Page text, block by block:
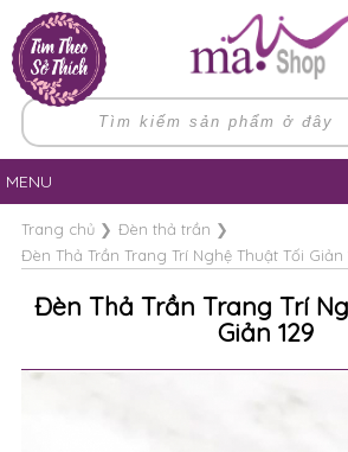
MENU
Trang chủ❯ Đèn thả trần ❯
Đèn Thả Trần Trang Trí Nghệ Thuật Tối Giản
Đèn Thả Trần Trang Trí
Giản 129